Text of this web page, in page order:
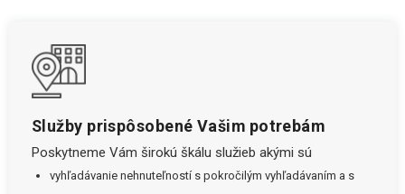
Služby prispôsobené Vašim potrebám
Poskytneme Vám širokú škálu služieb akými sú
vyhľadávanie nehnuteľností s pokročilým vyhľadávaním a s